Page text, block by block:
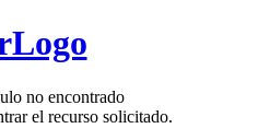
no encontrado
el recurso solicitado.